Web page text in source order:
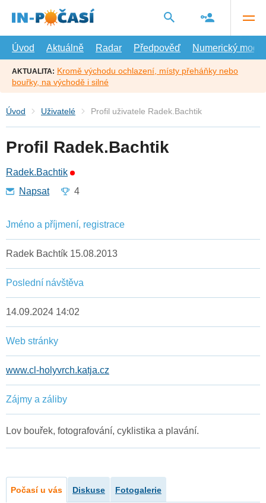
hlavní
Úvod
Aktuálně Radar Předpověď Numerický model
AKTUALITA: Kromě východu ochlazení, místy přeháňky nebo
bouřky, na východě i silné
Úvod Uživatelé Profil uživatele Radek.Bachtik
Profil Radek.Bachtik
Radek.Bachtik
Napsat
4
Jméno a příjmení, registrace
Radek Bachtík 15.08.2013
Poslední návštěva
14.09.2024 14:02
Web stránky
www.cl-holyvrch.katja.cz
Zájmy a záliby
Lov bouřek, fotografování, cyklistika a plavání.
Počasí u vás Diskuse Fotogalerie